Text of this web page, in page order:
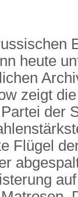
heute
zeigt
der
Flügel